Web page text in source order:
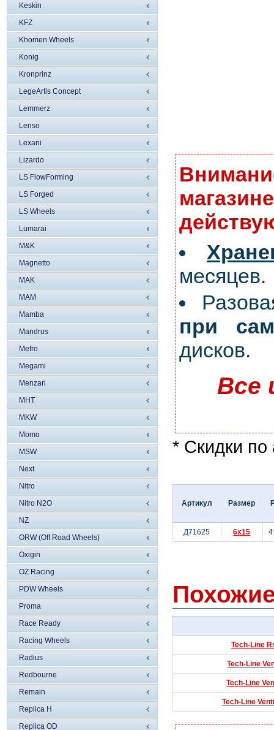
Keskin
KFZ
Khomen Wheels
Konig
Kronprinz
LegeArtis Concept
Lemmerz
Lenso
Lexani
Lizardo
LS FlowForming
LS Forged
LS Wheels
Lumarai
M&K
Magnetto
MAK
MAM
Mamba
Mandrus
Mefro
Megami
Menzari
MHT
MKW
Momo
MSW
Next
Nitro
Nitro N2O
NZ
ORW (Off Road Wheels)
Oxigin
OZ Racing
PDW Wheels
Proma
Race Ready
Racing Wheels
Radius
Redbourne
Remain
Replica H
Replica OD
месяцев.
при
дисков.
Все
* Скидки по
Артикул Размер
Д71625 6x15
Tech-Line
Tech-Line
Tech-Line
Tech-Line